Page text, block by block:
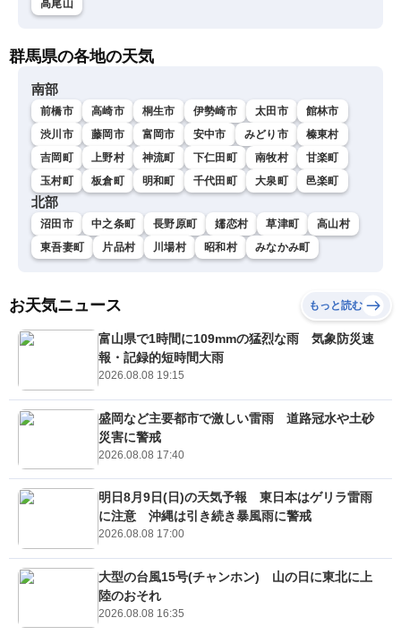
高尾山
群馬県の各地の天気
南部
前橋市 高崎市 桐生市 伊勢崎市 太田市
館林市
渋川市
藤岡市 富岡市 安中市 みどり市
榛東村
吉岡町
上野村 神流町 下仁田町 南牧村
甘楽町
玉村町
板倉町 明和町 千代田町 大泉町 邑楽町
北部
沼田市 中之条町 長野原町 嬬恋村 草津町
高山村
東吾妻町
片品村 川場村 昭和村 みなかみ町
お天気ニュース もっと読む
富山県で1時間に109mmの猛烈な雨 気象防災速
報・記録的短時間大雨
2026.08.08 19:15
盛岡など主要都市で激しい雷雨 道路冠水や土砂
災害に警戒
2026.08.08 17:40
明日8月9日(日)の天気予報 東日本はゲリラ雷雨
に注意 沖縄は引き続き暴風雨に警戒
2026.08.08 17:00
大型の台風15号(チャンホン) 山の日に東北に上
陸のおそれ
2026.08.08 16:35